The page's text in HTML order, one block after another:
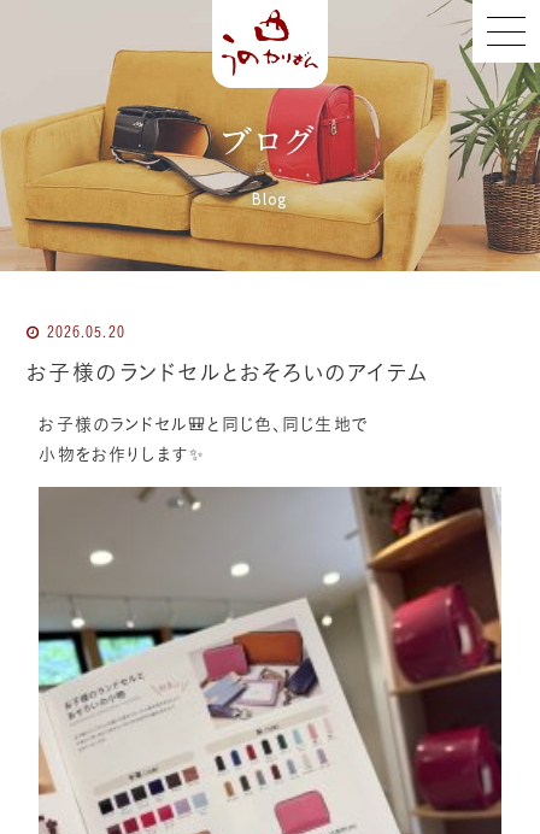
ブログ
Blog
2026.05.20
お子様のランドセルとおそろいのアイテム
お子様のランドセル🎒と同じ色、同じ生地で
小物をお作りします✨